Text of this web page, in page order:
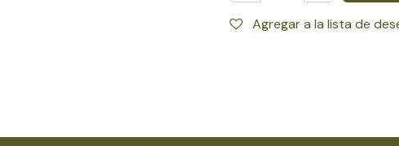
Agregar a la lista de